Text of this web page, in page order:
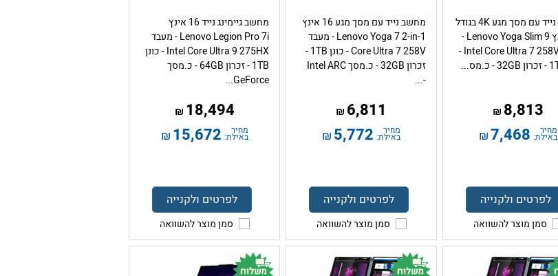
מחשב נייד עם מסך מגע 4K בגודל
14 אינץ Lenovo Yoga Slim 9 -
מעבד Intel Core Ultra 7 258V -
8,813
₪
מחיר
באילת: 7,468
₪
לפרטים ולקנייה
סמן מוצר להשוואה
מחשב נייד עם מסך מגע 16 אינץ
Lenovo Yoga 7 2-in-1 - מעבד
Core Ultra 7 258V - כונן 1TB -
זכרון 32GB - כ.מסך Intel ARC
-...
6,811
₪
מחיר
באילת: 5,772
₪
לפרטים ולקנייה
סמן מוצר להשוואה
מחשב גיימינג נייד 16 אינץ
Lenovo Legion Pro 7i - מעבד
Intel Core Ultra 9 275HX - כונן
1TB - זכרון 64GB - כ.מסך
GeForce...
18,494
₪
מחיר
באילת: 15,672
₪
לפרטים ולקנייה
סמן מוצר להשוואה